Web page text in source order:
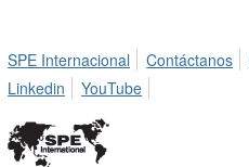
SPE Internacional
Contáctanos
Linkedin
YouTube